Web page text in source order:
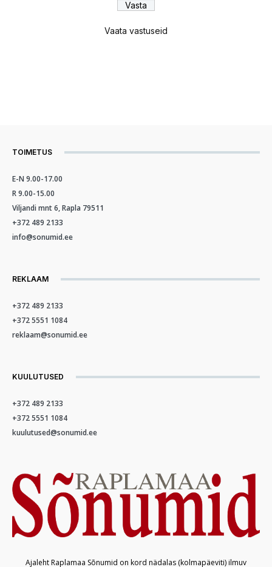
Vaata vastuseid
TOIMETUS
E-N 9.00-17.00
R 9.00-15.00
Viljandi mnt 6, Rapla 79511
+372 489 2133
info@sonumid.ee
REKLAAM
+372 489 2133
+372 5551 1084
reklaam@sonumid.ee
KUULUTUSED
+372 489 2133
+372 5551 1084
kuulutused@sonumid.ee
Ajaleht Raplamaa Sõnumid on kord nädalas (kolmapäeviti) ilmuv